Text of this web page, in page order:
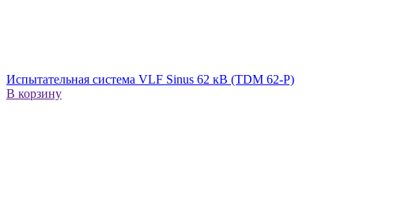
Испытательная система VLF Sinus 62 кВ (TDM 62-P)
В корзину